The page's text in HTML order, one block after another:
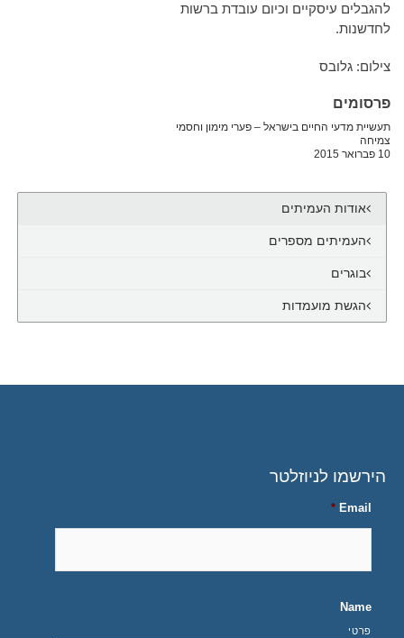
להגבלים עיסקיים וכיום עובדת ברשות
לחדשנות.
צילום: גלובס
פרסומים
תעשיית מדעי החיים בישראל – פערי מימון וחסמי
צמיחה
10 פברואר 2015
אודות העמיתים
העמיתים מספרים
בוגרים
הגשת מועמדות
הירשמו לניוזלטר
Email
*
Name
פרטי